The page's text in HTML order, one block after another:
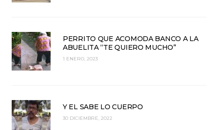
PERRITO QUE ACOMODA BANCO A LA
ABUELITA “TE QUIERO MUCHO”
1 ENERO, 2023
Y EL SABE LO CUERPO
30 DICIEMBRE, 2022